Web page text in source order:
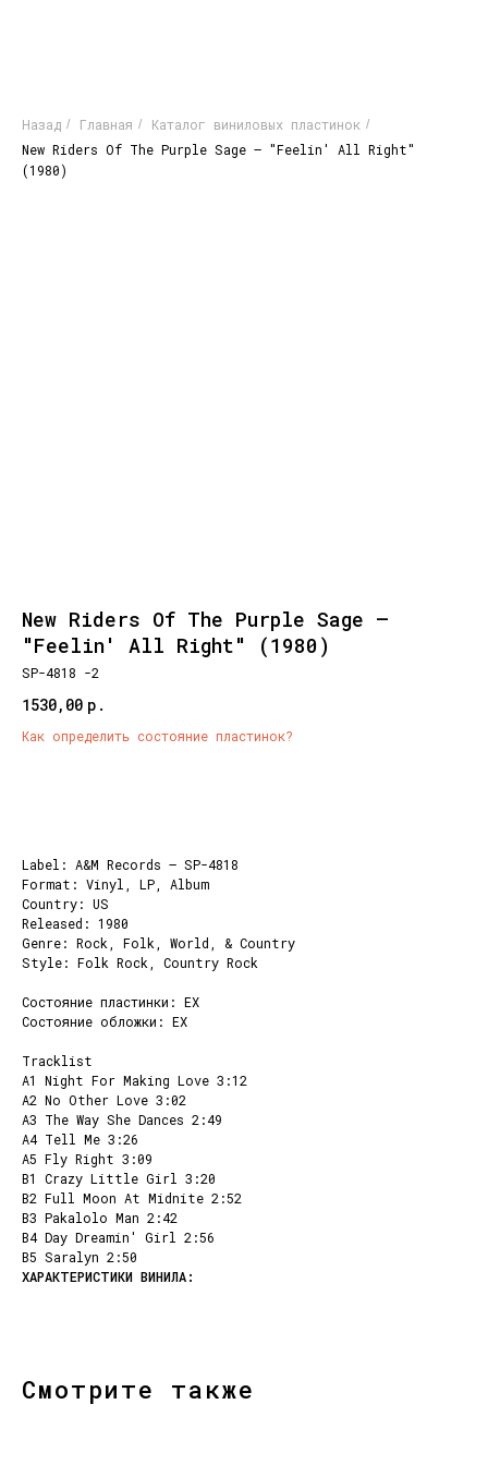
Назад / Главная / Каталог виниловых пластинок /
New Riders Of The Purple Sage – "Feelin' All Right"
(1980)
New Riders Of The Purple Sage –
"Feelin' All Right" (1980)
SP-4818 -2
1530,00 р.
Как определить состояние пластинок?
Label: A&M Records – SP-4818
Format: Vinyl, LP, Album
Country: US
Released: 1980
Genre: Rock, Folk, World, & Country
Style: Folk Rock, Country Rock
Состояние пластинки: EX
Состояние обложки: EX
Tracklist
A1 Night For Making Love 3:12
A2 No Other Love 3:02
A3 The Way She Dances 2:49
A4 Tell Me 3:26
A5 Fly Right 3:09
B1 Crazy Little Girl 3:20
B2 Full Moon At Midnite 2:52
B3 Pakalolo Man 2:42
B4 Day Dreamin' Girl 2:56
B5 Saralyn 2:50
Смотрите также
КОНТАКТЫ НАШИ ПРОЕКТЫ